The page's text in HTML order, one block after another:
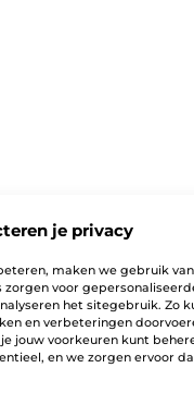
je privacy
maken we gebruik
voor
het sitegebruik. Zo
en verbeteringen
jouw voorkeuren kunt
en we zorgen ervoor